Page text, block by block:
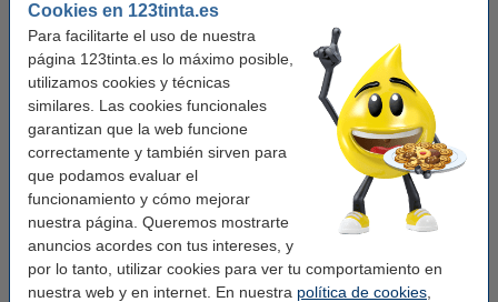
Cookies en 123tinta.es
Para facilitarte el uso de nuestra
página 123tinta.es lo máximo posible,
utilizamos cookies y técnicas
similares. Las cookies funcionales
garantizan que la web funcione
correctamente y también sirven para
que podamos evaluar el
funcionamiento y cómo mejorar
nuestra página. Queremos mostrarte
anuncios acordes con tus intereses, y
por lo tanto, utilizar cookies para ver tu comportamiento en
nuestra web y en internet. En nuestra política de cookies
Dúplex: sí (impresión)
Impresión móvil: sí (AirPrint, Mopria, print app)
Lugar de uso: Hogar
Añade la tinta
Canon PG-585XL cartucho de tinta negro
(original)
23,50 €